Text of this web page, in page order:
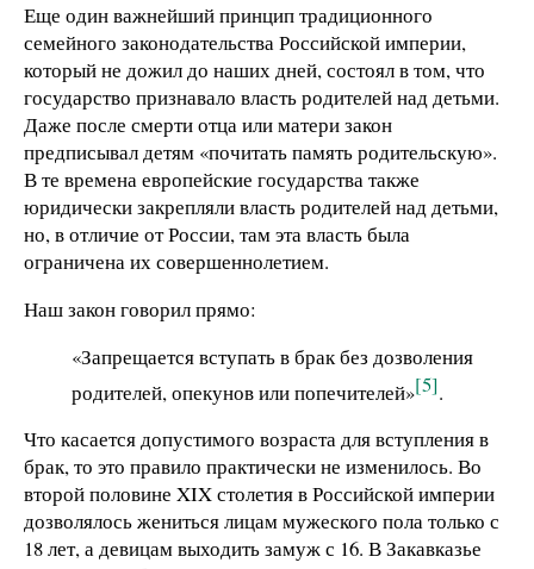
Еще один важнейший принцип традиционного
семейного законодательства Российской империи,
который не дожил до наших дней, состоял в том, что
государство признавало власть родителей над детьми.
Даже после смерти отца или матери закон
предписывал детям «почитать память родительскую».
В те времена европейские государства также
юридически закрепляли власть родителей над детьми,
но, в отличие от России, там эта власть была
ограничена их совершеннолетием.
Наш закон говорил прямо:
«Запрещается вступать в брак без дозволения
родителей, опекунов или попечителей»[5].
Что касается допустимого возраста для вступления в
брак, то это правило практически не изменилось. Во
второй половине XIX столетия в Российской империи
дозволялось жениться лицам мужеского пола только с
18 лет, а девицам выходить замуж с 16. В Закавказье